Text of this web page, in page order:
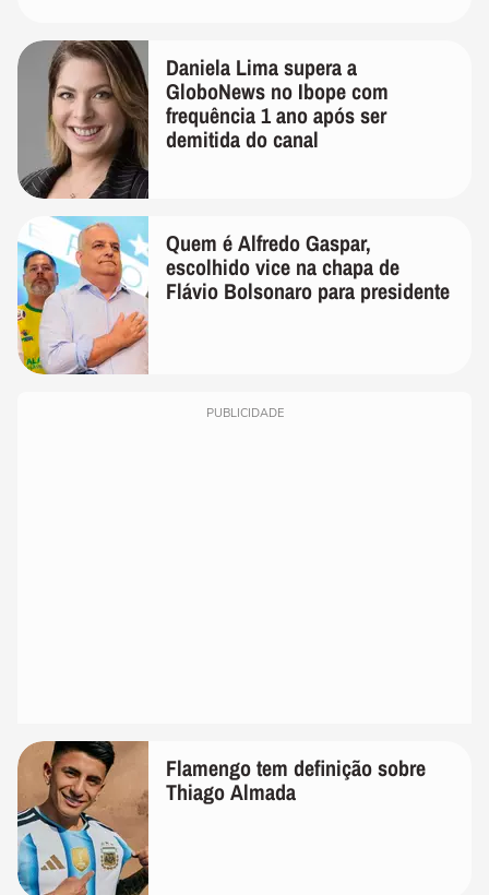
Daniela Lima supera a
GloboNews no Ibope com
frequência 1 ano após ser
demitida do canal
Quem é Alfredo Gaspar,
escolhido vice na chapa de
Flávio Bolsonaro para presidente
PUBLICIDADE
Flamengo tem definição sobre
Thiago Almada